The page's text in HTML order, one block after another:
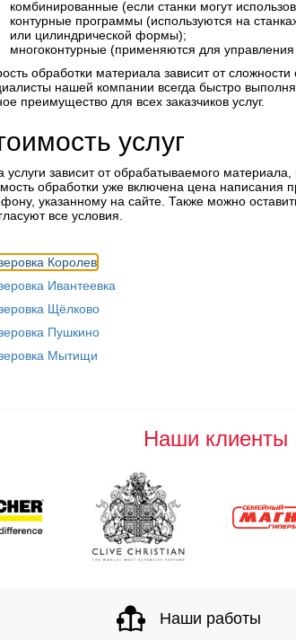
комбинированные (если станки могут
контурные программы (используются на
или цилиндрической формы);
многоконтурные (применяются для
обработки материала зависит от
нашей компании всегда быстро
преимущество для всех заказчиков услуг.
услуг
услуги зависит от обрабатываемого
обработки уже включена цена
указанному на сайте. Также можно
все условия.
Королев
Ивантеевка
Щёлково
Пушкино
Мытищи
Наши клиенты
Наши работы